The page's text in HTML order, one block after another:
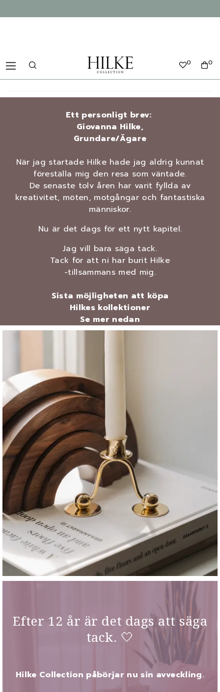
0
0
Ett personligt brev:
Giovanna Hilke,
Grundare/Ägare
När jag startade Hilke hade jag aldrig kunnat
föreställa mig den resa som väntade.
De senaste tolv åren har varit fyllda av
kreativitet, möten, motgångar och fantastiska
människor.
Nu är det dags för ett nytt kapitel.
Jag vill bara säga tack.
Tack för att ni har burit Hilke
-tillsammans med mig.
Sista möjligheten att köpa
Hilkes kollektioner
Se mer nedan
Efter 12 år är det dags att säga
tack. 🤍
Hilke Collection påbörjar nu sin avveckling.